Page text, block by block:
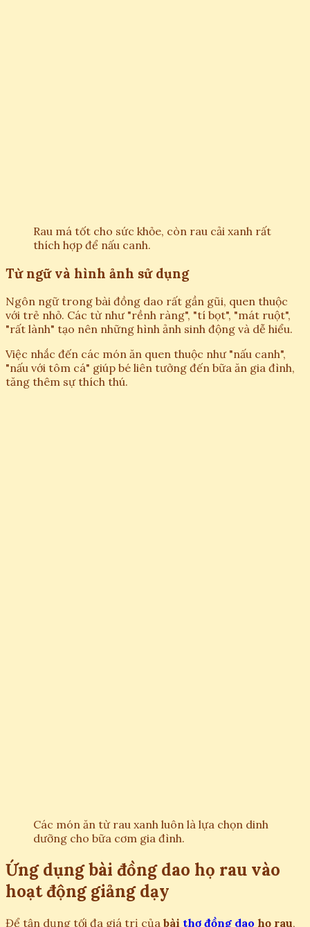
Rau má tốt cho sức khỏe, còn rau cải xanh rất
thích hợp để nấu canh.
Từ ngữ và hình ảnh sử dụng
Ngôn ngữ trong bài đồng dao rất gần gũi, quen thuộc
với trẻ nhỏ. Các từ như "rềnh ràng", "tí bọt", "mát ruột",
"rất lành" tạo nên những hình ảnh sinh động và dễ hiểu.
Việc nhắc đến các món ăn quen thuộc như "nấu canh",
"nấu với tôm cá" giúp bé liên tưởng đến bữa ăn gia đình,
tăng thêm sự thích thú.
Các món ăn từ rau xanh luôn là lựa chọn dinh
dưỡng cho bữa cơm gia đình.
Ứng dụng bài đồng dao họ rau vào
hoạt động giảng dạy
Để tận dụng tối đa giá trị của bài thơ đồng dao họ rau,